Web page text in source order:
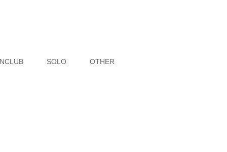
SOLO OTHER